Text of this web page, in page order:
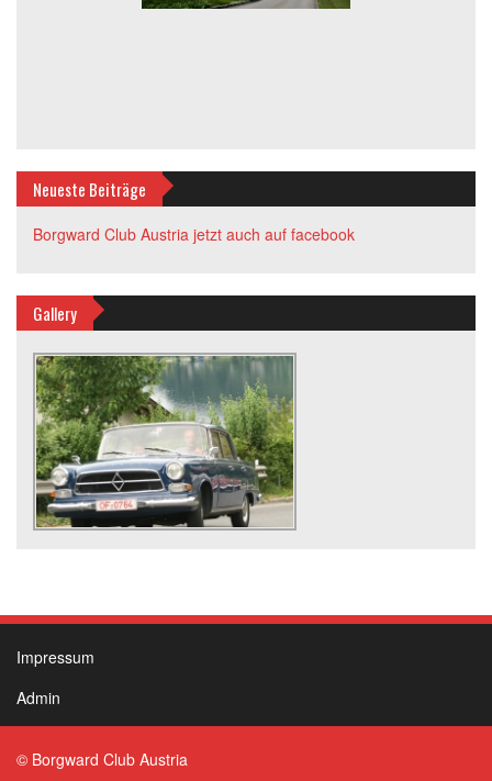
Neueste Beiträge
Borgward Club Austria jetzt auch auf facebook
Gallery
Impressum
Admin
© Borgward Club Austria